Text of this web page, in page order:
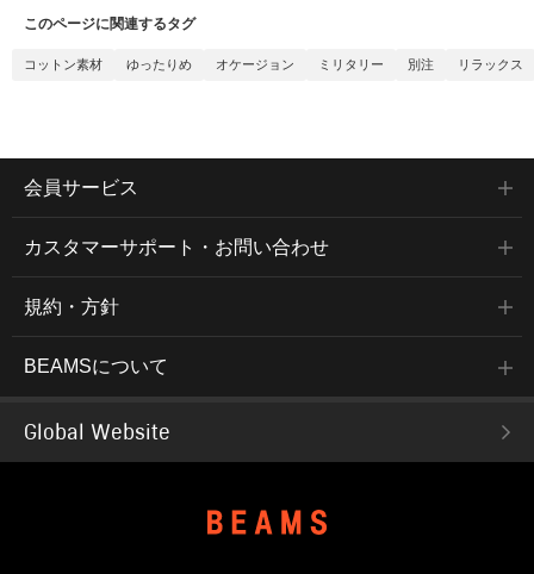
このページに関連するタグ
コットン素材 ゆったりめ オケージョン ミリタリー 別注 リラックス
会員サービス
カスタマーサポート・お問い合わせ
規約・方針
BEAMSについて
Global Website